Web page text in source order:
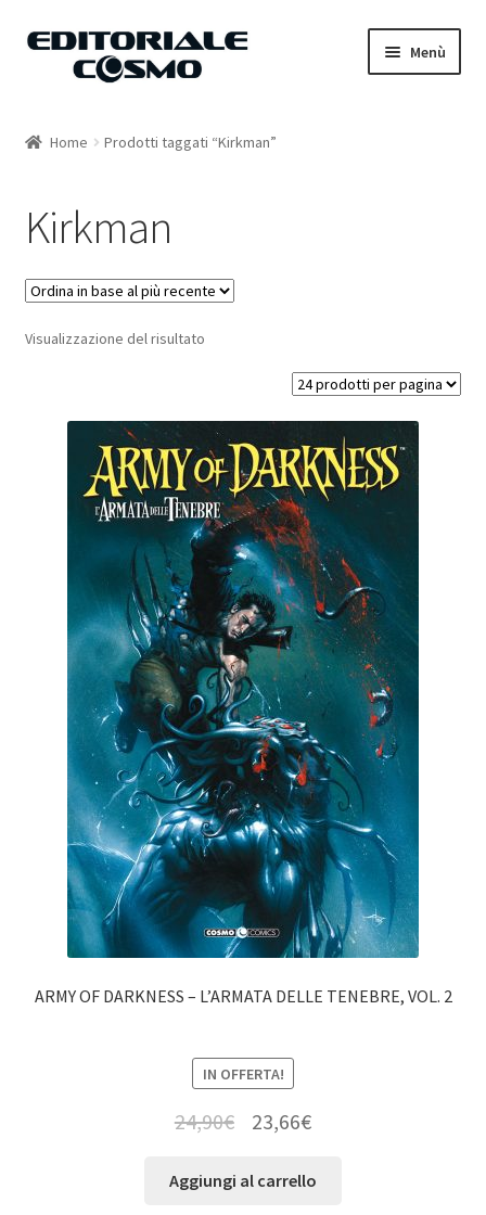
Vai
Vai
Menù
Carrello
Il mio account
Home Prodotti taggati “Kirkman”
Kirkman
Visualizzazione del risultato
ARMY OF DARKNESS – L’ARMATA DELLE TENEBRE, VOL. 2
IN OFFERTA!
24,90€ 23,66€
Aggiungi al carrello